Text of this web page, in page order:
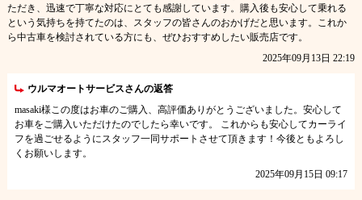
ただき、迅速で丁寧な対応にとても感謝しています。購入後も安心して乗れる
という気持ちを持てたのは、スタッフの皆さんのおかげだと思います。これか
ら中古車を検討されている方にも、ぜひおすすめしたい販売店です。
2025年09月13日 22:19
ウルマオートサービスさんの返答
masaki様この度はお車のご購入、高評価ありがとうございました。安心して
お車をご購入いただけたのでしたら幸いです。 これからも安心してカーライ
フを過ごせるようにスタッフ一同サポートさせて頂きます！今後ともよろし
くお願いします。
2025年09月15日 09:17